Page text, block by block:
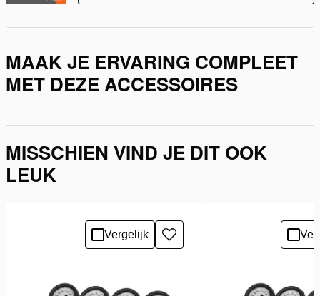
MAAK JE ERVARING COMPLEET
MET DEZE ACCESSOIRES
MISSCHIEN VIND JE DIT OOK
LEUK
Vergelijk
Toevoegen
aan